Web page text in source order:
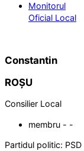
Monitorul
Oficial Local
Constantin
ROȘU
Consilier Local
membru - -
Partidul politic: